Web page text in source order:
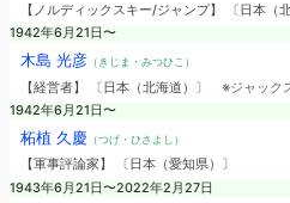
【ノルディックスキー/ジャンプ】 〔日本（
1942年6月21日〜
木島 光彦（きじま・みつひこ）
【経営者】 〔日本（北海道）〕 ※ジャック
1942年6月21日〜
柘植 久慶 （つげ・ひさよし）
【軍事評論家】 〔日本（愛知県）〕
1943年6月21日〜2022年2月27日